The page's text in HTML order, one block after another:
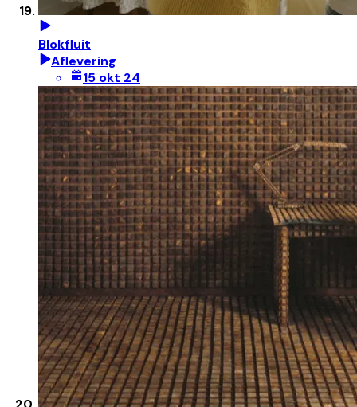
Blokfluit
Aflevering
15 okt 24